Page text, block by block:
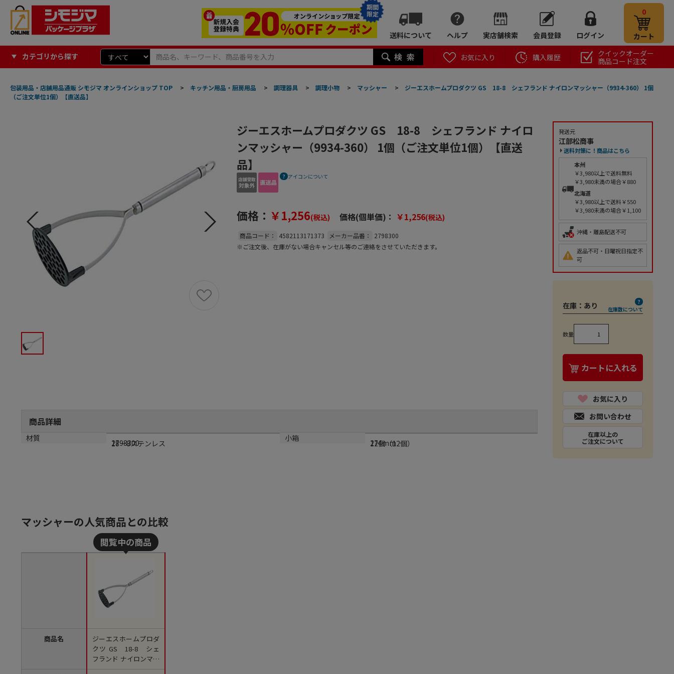
期間
限定
送料について ヘルプ 実店舗検索 会員登録 ログイン
0
カート
カテゴリから探す お気に入り 購入履歴
クイックオーダー
商品コード注文
包装用品・店舗用品通販 シモジマ オンラインショップ TOP > キッチン用品・厨房用品 > 調理器具 > 調理小物 > マッシャー >
ジーエスホームプロダクツ GS 18-8 シェフランド ナイロンマッシャー（9934-360） 1個
（ご注文単位1個）【直送品】
ジーエスホームプロダクツ GS 18-8 シェフランド ナイロ
ンマッシャー（9934-360） 1個（ご注文単位1個）【直送
品】
アイコンについて
価格： ￥1,256(税込) 価格(個単価)： ￥1,256(税込)
商品コード： 4582113171373 メーカー品番：
2798300
※ご注文後、在庫がない場合キャンセル等のご連絡をさせていただきます。
商品詳細
メーカー品番
2798300
サイズ
274mm
材質
18－8ステンレス
小箱
12個（12個）
発送元
江部松商事
送料対策に！商品はこちら
本州
￥3,980以上で送料無料
￥3,980未満の場合￥880
北海道
￥3,980以上で送料￥550
￥3,980未満の場合￥1,100
沖縄・離島配送不可
返品不可・日曜祝日指定不
可
在庫： あり 在庫数について
数量
カートに入れる
お気に入り
お問い合わせ
在庫以上の
ご注文について
マッシャーの人気商品との比較
商品名
ジーエスホームプロダ
クツ GS 18-8 シェ
フランド ナイロンマッ
シャー（9934-360） 1